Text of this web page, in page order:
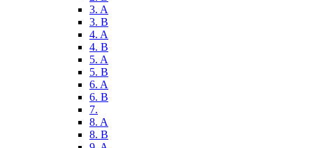
3. A
3. B
4. A
4. B
5. A
5. B
6. A
6. B
7.
8. A
8. B